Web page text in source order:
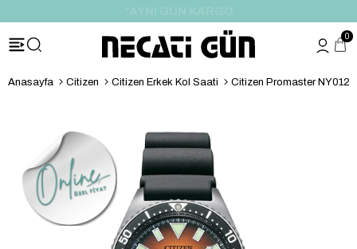
0
Anasayfa Citizen Citizen Erkek Kol Saati Citizen Promaster